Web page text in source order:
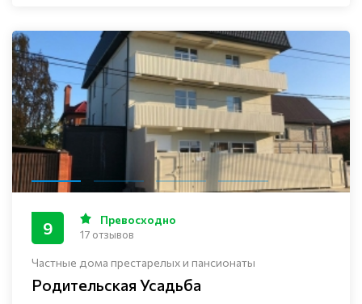
Частные дома престарелых и пансионаты
Родительская Усадьба
9 Превосходно
17 отзывов